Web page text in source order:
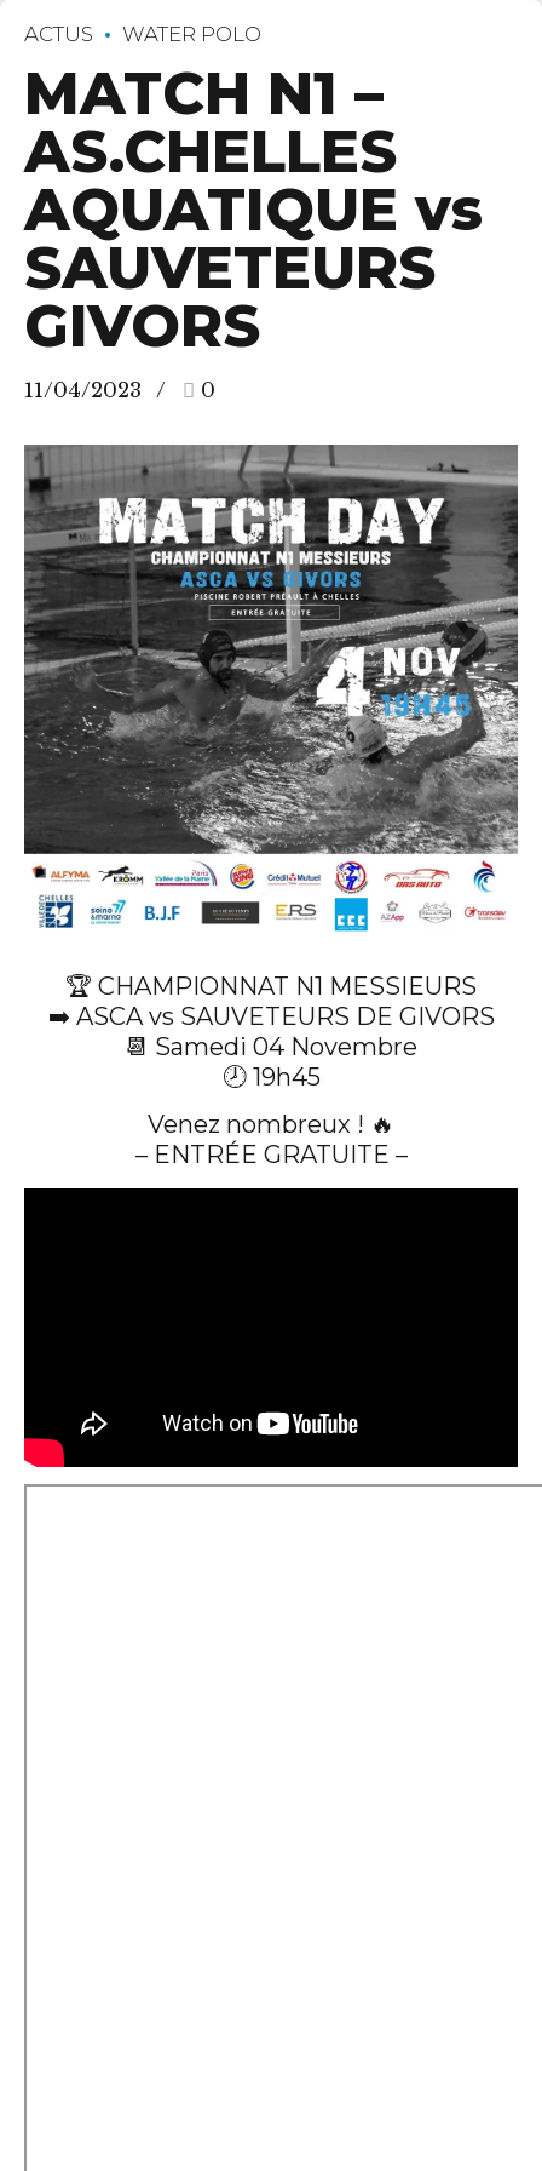
ACTUS WATER POLO
MATCH N1 –
AS.CHELLES
AQUATIQUE vs
SAUVETEURS
GIVORS
11/04/2023 0
🏆 CHAMPIONNAT N1 MESSIEURS
➡️ ASCA vs SAUVETEURS DE GIVORS
📆 Samedi 04 Novembre
🕗 19h45
Venez nombreux ! 🔥
– ENTRÉE GRATUITE –